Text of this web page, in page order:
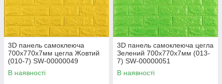
3D панель самоклеюча
700х770х7мм цегла Жовтий
(010-7) SW-00000049
В наявності
3D панель самоклеюча цегла
Зелений 700х770х7мм (013-
7) SW-00000051
В наявності